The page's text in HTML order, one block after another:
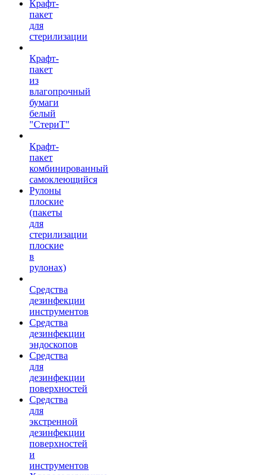
Крафт-
пакет
для
стерилизации
Крафт-
пакет
из
влагопрочный
бумаги
белый
"СтериТ"
Крафт-
пакет
комбинированный
самоклеющийся
Рулоны
плоские
(пакеты
для
стерилизации
плоские
в
рулонах)
Средства
дезинфекции
инструментов
Средства
дезинфекции
эндоскопов
Средства
для
дезинфекции
поверхностей
Средства
для
экстренной
дезинфекции
поверхностей
и
инструментов